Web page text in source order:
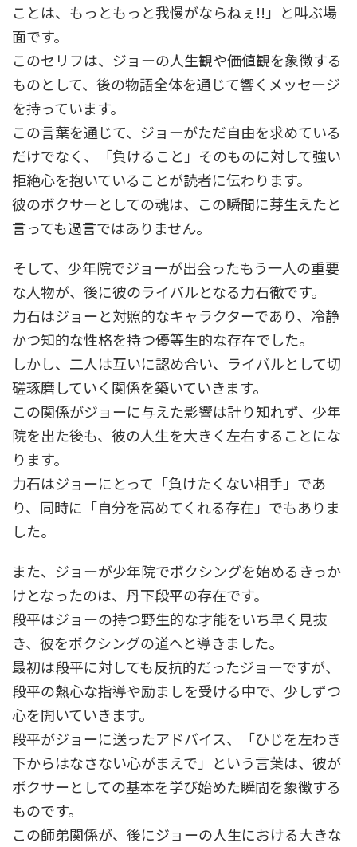
ことは、もっともっと我慢がならねぇ!!」と叫ぶ場
面です。
このセリフは、ジョーの人生観や価値観を象徴する
ものとして、後の物語全体を通じて響くメッセージ
を持っています。
この言葉を通じて、ジョーがただ自由を求めている
だけでなく、「負けること」そのものに対して強い
拒絶心を抱いていることが読者に伝わります。
彼のボクサーとしての魂は、この瞬間に芽生えたと
言っても過言ではありません。
そして、少年院でジョーが出会ったもう一人の重要
な人物が、後に彼のライバルとなる力石徹です。
力石はジョーと対照的なキャラクターであり、冷静
かつ知的な性格を持つ優等生的な存在でした。
しかし、二人は互いに認め合い、ライバルとして切
磋琢磨していく関係を築いていきます。
この関係がジョーに与えた影響は計り知れず、少年
院を出た後も、彼の人生を大きく左右することにな
ります。
力石はジョーにとって「負けたくない相手」であ
り、同時に「自分を高めてくれる存在」でもありま
した。
また、ジョーが少年院でボクシングを始めるきっか
けとなったのは、丹下段平の存在です。
段平はジョーの持つ野生的な才能をいち早く見抜
き、彼をボクシングの道へと導きました。
最初は段平に対しても反抗的だったジョーですが、
段平の熱心な指導や励ましを受ける中で、少しずつ
心を開いていきます。
段平がジョーに送ったアドバイス、「ひじを左わき
下からはなさない心がまえで」という言葉は、彼が
ボクサーとしての基本を学び始めた瞬間を象徴する
ものです。
この師弟関係が、後にジョーの人生における大きな